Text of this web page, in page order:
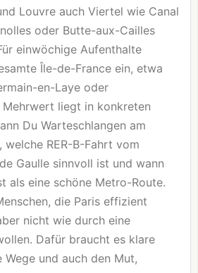
Louvre auch Viertel wie Canal
oder Butte-aux-Cailles
einwöchige Aufenthalte
Île-de-France ein, etwa
en-Laye oder
Mehrwert liegt in konkreten
Du Warteschlangen am
RER-B-Fahrt vom
Gaulle sinnvoll ist und wann
als eine schöne Metro-Route.
die Paris effizient
nicht wie durch eine
Dafür braucht es klare
Wege und auch den Mut,